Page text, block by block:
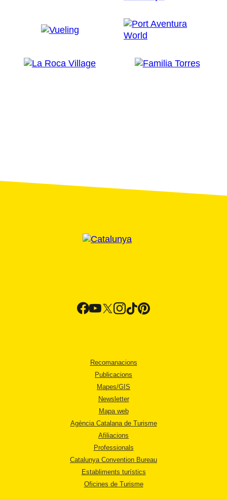
Recomanacions
Publicacions
Mapes/GIS
Newsletter
Mapa web
Agència Catalana de Turisme
Afiliacions
Professionals
Catalunya Convention Bureau
Establiments turístics
Oficines de Turisme